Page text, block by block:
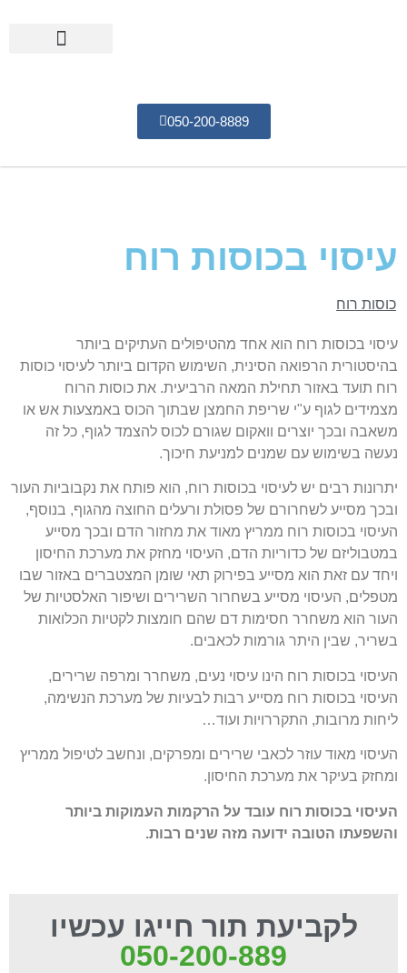
050-200-8889
עיסוי בכוסות רוח
כוסות רוח
עיסוי בכוסות רוח הוא אחד מהטיפולים העתיקים ביותר
בהיסטורית הרפואה הסינית, השימוש הקדום ביותר לעיסוי כוסות
רוח תועד באזור תחילת המאה הרביעית. את כוסות הרוח
מצמידים לגוף ע"י שריפת החמצן שבתוך הכוס באמצעות אש או
משאבה ובכך יוצרים וואקום שגורם לכוס להצמד לגוף, כל זה
נעשה בשימוש עם שמנים למניעת חיכוך.
יתרונות רבים יש לעיסוי בכוסות רוח, הוא פותח את נקבוביות העור
ובכך מסייע לשחרורם של פסולת ורעלים החוצה מהגוף, בנוסף,
העיסוי בכוסות רוח ממריץ מאוד את מחזור הדם ובכך מסייע
במטבוליזם של כדוריות הדם, העיסוי מחזק את מערכת החיסון
ויחד עם זאת הוא מסייע בפירוק תאי שומן המצטברים באזור שבו
מטפלים, העיסוי מסייע בשחרור השרירים ושיפור האלסטיות של
העור הוא משחרר חסימות דם שהם חומצות לקטיות הכלואות
בשריר, שבין היתר גורמות לכאבים.
העיסוי בכוסות רוח הינו עיסוי נעים, משחרר ומרפה שרירים,
העיסוי בכוסות רוח מסייע רבות לבעיות של מערכת הנשימה,
ליחות מרובות, התקררויות ועוד…
העיסוי מאוד עוזר לכאבי שרירים ומפרקים, ונחשב לטיפול ממריץ
ומחזק בעיקר את מערכת החיסון.
העיסוי בכוסות רוח עובד על הרקמות העמוקות ביותר
והשפעתו הטובה ידועה מזה שנים רבות.
לקביעת תור חייגו עכשיו
050-200-889